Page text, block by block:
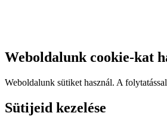
Weboldalunk cookie-kat
Weboldalunk sütiket használ. A
Sütijeid kezelése